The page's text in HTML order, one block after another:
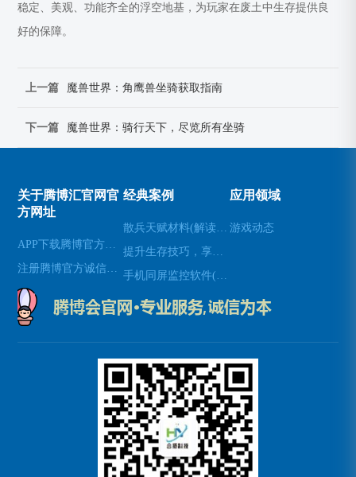
稳定、美观、功能齐全的浮空地基，为玩家在废土中生存提供良
好的保障。
上一篇 魔兽世界：角鹰兽坐骑获取指南
下一篇 魔兽世界：骑行天下，尽览所有坐骑
关于腾博汇官网官
方网址
经典案例 应用领域
游戏动态